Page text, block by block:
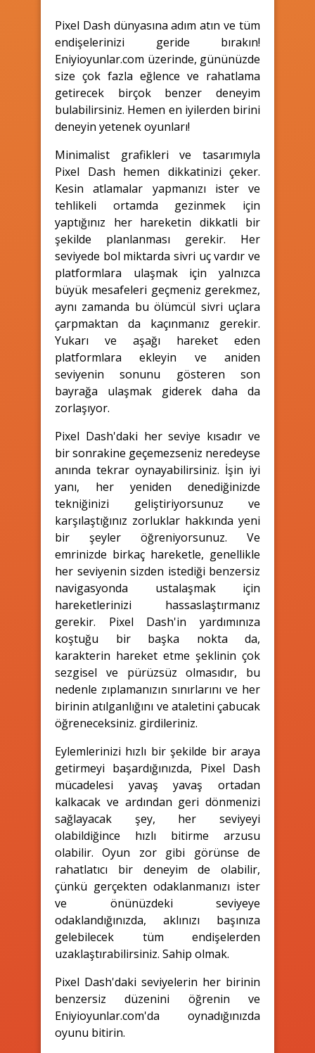
Pixel Dash dünyasına adım atın ve tüm
endişelerinizi geride bırakın!
Eniyioyunlar.com üzerinde, gününüzde
size çok fazla eğlence ve rahatlama
getirecek birçok benzer deneyim
bulabilirsiniz. Hemen en iyilerden birini
deneyin yetenek oyunları!
Minimalist grafikleri ve tasarımıyla
Pixel Dash hemen dikkatinizi çeker.
Kesin atlamalar yapmanızı ister ve
tehlikeli ortamda gezinmek için
yaptığınız her hareketin dikkatli bir
şekilde planlanması gerekir. Her
seviyede bol miktarda sivri uç vardır ve
platformlara ulaşmak için yalnızca
büyük mesafeleri geçmeniz gerekmez,
aynı zamanda bu ölümcül sivri uçlara
çarpmaktan da kaçınmanız gerekir.
Yukarı ve aşağı hareket eden
platformlara ekleyin ve aniden
seviyenin sonunu gösteren son
bayrağa ulaşmak giderek daha da
zorlaşıyor.
Pixel Dash'daki her seviye kısadır ve
bir sonrakine geçemezseniz neredeyse
anında tekrar oynayabilirsiniz. İşin iyi
yanı, her yeniden denediğinizde
tekniğinizi geliştiriyorsunuz ve
karşılaştığınız zorluklar hakkında yeni
bir şeyler öğreniyorsunuz. Ve
emrinizde birkaç hareketle, genellikle
her seviyenin sizden istediği benzersiz
navigasyonda ustalaşmak için
hareketlerinizi hassaslaştırmanız
gerekir. Pixel Dash'in yardımınıza
koştuğu bir başka nokta da,
karakterin hareket etme şeklinin çok
sezgisel ve pürüzsüz olmasıdır, bu
nedenle zıplamanızın sınırlarını ve her
birinin atılganlığını ve ataletini çabucak
öğreneceksiniz. girdileriniz.
Eylemlerinizi hızlı bir şekilde bir araya
getirmeyi başardığınızda, Pixel Dash
mücadelesi yavaş yavaş ortadan
kalkacak ve ardından geri dönmenizi
sağlayacak şey, her seviyeyi
olabildiğince hızlı bitirme arzusu
olabilir. Oyun zor gibi görünse de
rahatlatıcı bir deneyim de olabilir,
çünkü gerçekten odaklanmanızı ister
ve önünüzdeki seviyeye
odaklandığınızda, aklınızı başınıza
gelebilecek tüm endişelerden
uzaklaştırabilirsiniz. Sahip olmak.
Pixel Dash'daki seviyelerin her birinin
benzersiz düzenini öğrenin ve
Eniyioyunlar.com'da oynadığınızda
oyunu bitirin.